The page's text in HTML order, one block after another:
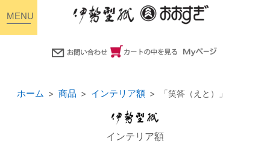
ホーム 商品 インテリア額 「笑答（えと）」
インテリア額
toggle
navigation